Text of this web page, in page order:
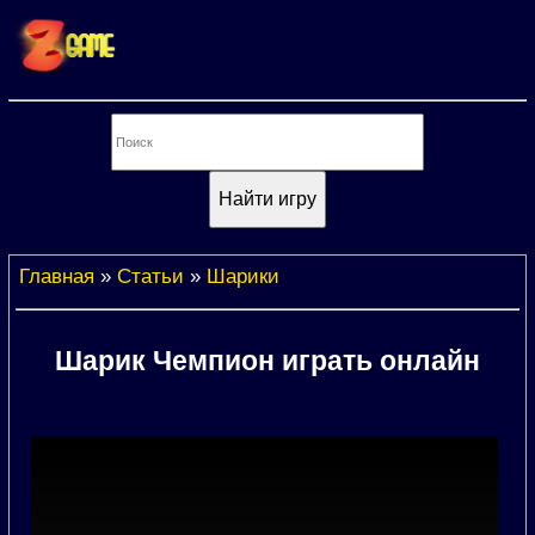
Главная » Статьи » Шарики
Шарик Чемпион играть онлайн